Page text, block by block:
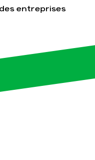
Agriculture
entreprises